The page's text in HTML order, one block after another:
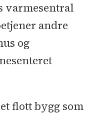
varmesentral
andre
og
flott bygg som